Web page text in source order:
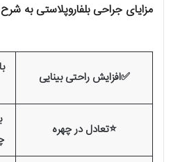
مزایای جراحی بلفاروپلاستی به
✅افزایش راحتی بینایی
⭐تعادل در چهره